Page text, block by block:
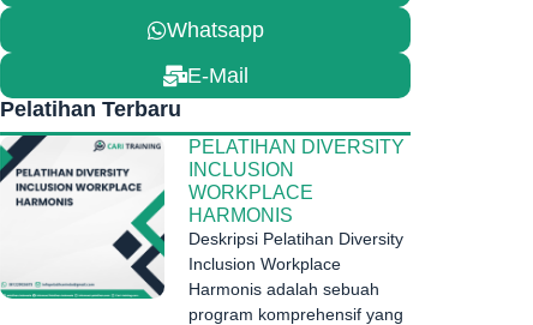
Whatsapp
E-Mail
Pelatihan Terbaru
PELATIHAN DIVERSITY
INCLUSION
WORKPLACE
HARMONIS
Deskripsi Pelatihan Diversity
Inclusion Workplace
Harmonis adalah sebuah
program komprehensif yang